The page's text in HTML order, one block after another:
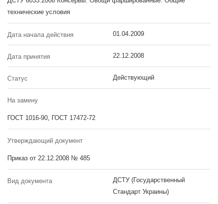
технические условия
Дата начала действия 01.04.2009
Дата принятия 22.12.2008
Статус Действующий
На замену
ГОСТ 1016-90, ГОСТ 17472-72
Утверждающий документ
Приказ от 22.12.2008 № 485
Вид документа
ДСТУ (Государственный
Стандарт Украины)